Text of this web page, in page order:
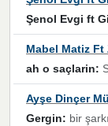
Şenol Evgi ft
Mabel Matiz Ft
ah o saçlarin:
Ayşe Dinçer
Gergin: bir şarkı patlıyor ve o şarkıyı millet her